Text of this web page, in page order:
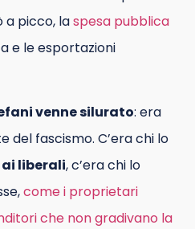
a picco, laspesa pubblica
e le esportazioni
venne silurato: era
del fascismo. C’era chi lo
liberali, c’era chi lo
come i proprietari
che non gradivano la